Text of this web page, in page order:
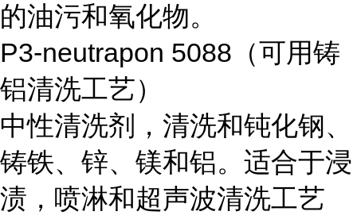
的油污和氧化物。
P3-neutrapon 5088 （可用铸
铝清洗工艺）
中性清洗剂，清洗和钝化钢、
铸铁、锌、镁和铝。适合于浸
渍，喷淋和超声波清洗工艺